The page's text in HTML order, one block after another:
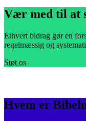
Vær med til at
Ethvert bidrag gør en
regelmæssig og
Støt os
Hvem er